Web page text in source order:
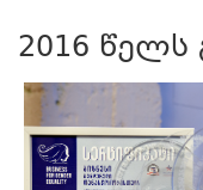
2016 წელს